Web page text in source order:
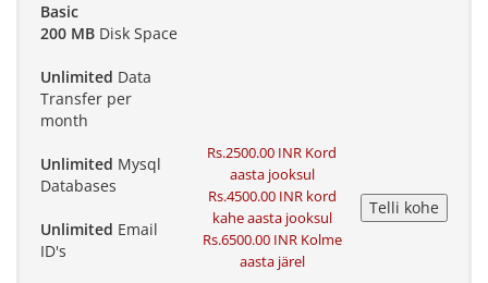
Basic
200 MB Disk Space
Unlimited Data
Transfer per
month
Unlimited Mysql
Databases
Unlimited Email
ID's
Rs.2500.00 INR Kord
aasta jooksul
Rs.4500.00 INR kord
kahe aasta jooksul
Rs.6500.00 INR Kolme
aasta järel